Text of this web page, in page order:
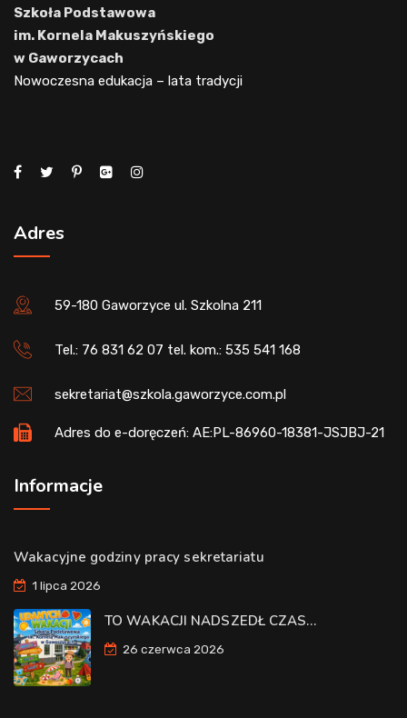
Szkoła Podstawowa
im. Kornela Makuszyńskiego
w Gaworzycach
Nowoczesna edukacja – lata tradycji
Adres
59-180 Gaworzyce ul. Szkolna 211
Tel.: 76 831 62 07 tel. kom.: 535 541 168
sekretariat@szkola.gaworzyce.com.pl
Adres do e-doręczeń: AE:PL-86960-18381-JSJBJ-21
Informacje
Wakacyjne godziny pracy sekretariatu
1 lipca 2026
TO WAKACJI NADSZEDŁ CZAS…
26 czerwca 2026